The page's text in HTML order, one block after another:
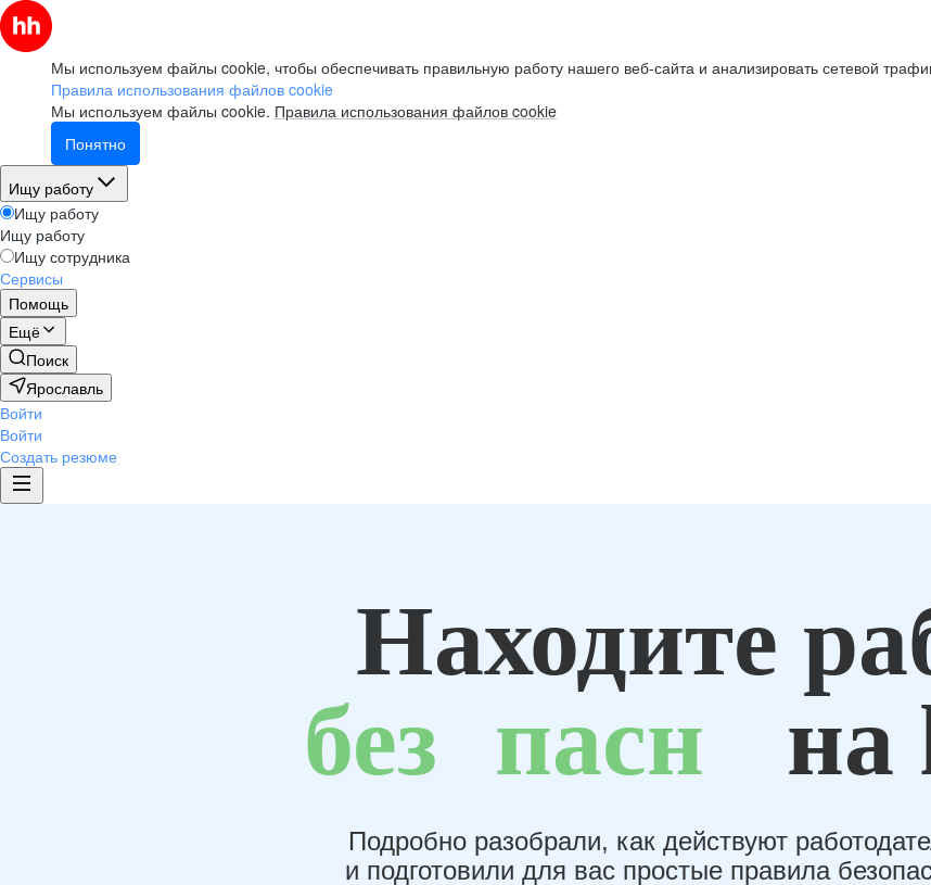
Мы используем файлы cookie, чтобы обеспечивать правильную работу нашего веб-сайта и анализировать сетевой
Правила использования файлов cookie
Мы используем файлы cookie. Правила использования файлов cookie
Понятно
Ищу работу
Ищу работу
Ищу работу
Ищу сотрудника
Сервисы
Помощь
Ещё
Поиск
Ярославль
Войти
Войти
Создать резюме
Находите
без пасн на
Подробно разобрали, как действуют
и подготовили для вас простые правила